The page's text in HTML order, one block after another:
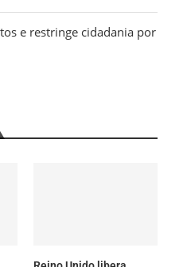
e restringe cidadania por